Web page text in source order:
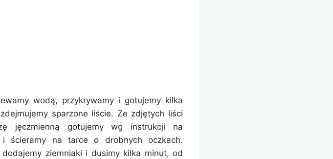
wodą, przykrywamy i gotujemy kilka
sparzone liście. Ze zdjętych liści
jęczmienną gotujemy wg instrukcji na
i ścieramy na tarce o drobnych oczkach.
ziemniaki i dusimy kilka minut, od